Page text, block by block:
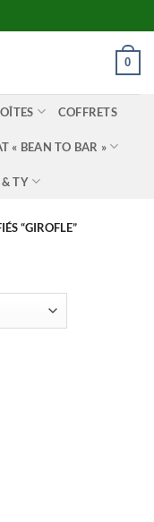
0
COFFRETS
« BEAN TO BAR »
& TY
“GIROFLE”